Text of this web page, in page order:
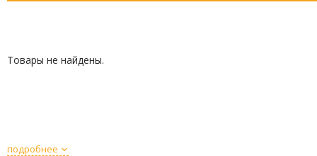
Товары не найдены.
подробнее